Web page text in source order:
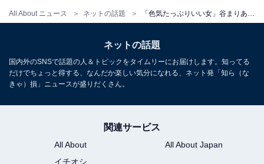
All About ニュース ネットの話題
ネットの話題
国内外のSNSで話題の人＆トピックをタイムリーにお届けします。知ってる
だけでちょっと得する、なんだか楽しい気分になれる、ネット発「知ら（な
きゃ）損」ニュースが盛りだくさん。
関連サービス
All About
All About Japan
イチオシ